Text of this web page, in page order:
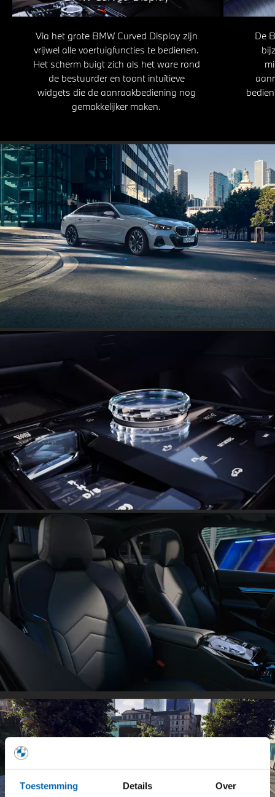
Toestemming Details Over
Via het grote BMW Curved Display zijn
vrijwel alle voertuigfuncties te bedienen.
Het scherm buigt zich als het ware rond
de bestuurder en toont intuïtieve
widgets die de aanraakbediening nog
gemakkelijker maken.
De